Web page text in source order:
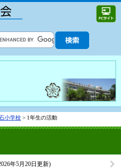
小学校 > 1年生の活動
年5月20日更新)